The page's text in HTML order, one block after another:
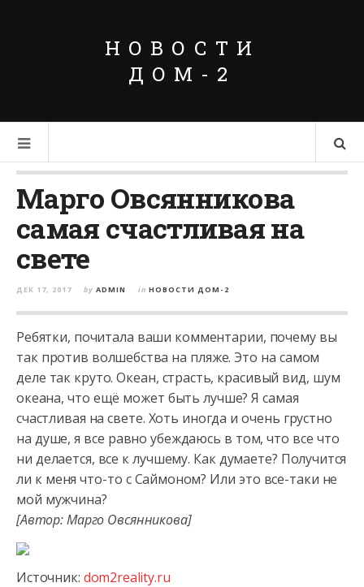
НОВОСТИ
ДОМ-2
Марго Овсянникова
самая счастливая на
свете
ДЕК 17, 2017 by ADMIN in НОВОСТИ ДОМ-2
Ребятки, почитала ваши комментарии, почему вы
так против волшебства на пляже. Это на самом
деле так круто. Океан, страсть, красивый вид, шум
океана, что ещё может быть лучше? Я самая
счастливая на свете. Хоть иногда и очень грустно
на душе, я все равно убеждаюсь в том, что все что
ни делается, все к лучшему. Как думаете? Получится
ли к меня что-то с Саймоном? Или это все-таки не
мой мужчина?
[Автор: Марго Овсянникова]
Источник: dom2reality.ru